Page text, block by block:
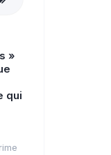
»
qui